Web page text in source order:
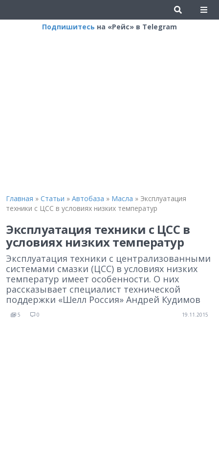
Подпишитесь на «Рейс» в Telegram
Главная » Статьи » Автобаза » Масла » Эксплуатация
техники с ЦСС в условиях низких температур
Эксплуатация техники с ЦСС в
условиях низких температур
Эксплуатация техники с централизованными
системами смазки (ЦСС) в условиях низких
температур имеет особенности. О них
рассказывает специалист технической
поддержки «Шелл Россия» Андрей Кудимов
5 0 19.11.2015